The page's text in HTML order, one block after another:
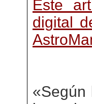
Este
digital
«Según